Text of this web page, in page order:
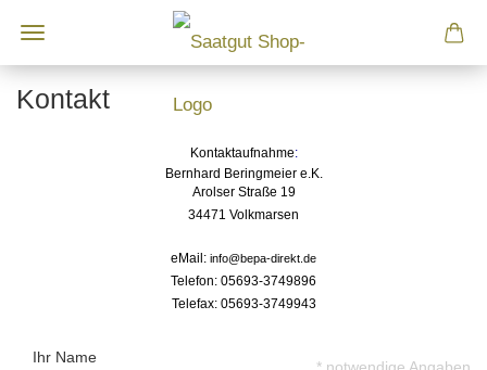
Kontakt
Kontaktaufnahme:
Bernhard Beringmeier e.K.
Arolser Straße 19
34471 Volkmarsen
eMail: info@bepa-direkt.de
Telefon: 05693-3749896
Telefax: 05693-3749943
Ihr Name